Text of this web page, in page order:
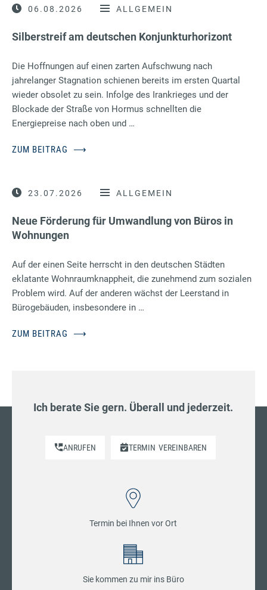
06.08.2026 ALLGEMEIN
Silberstreif am deutschen Konjunkturhorizont
Die Hoffnungen auf einen zarten Aufschwung nach
jahrelanger Stagnation schienen bereits im ersten Quartal
wieder obsolet zu sein. Infolge des Irankrieges und der
Blockade der Straße von Hormus schnellten die
Energiepreise nach oben und …
ZUM BEITRAG ⟶
23.07.2026 ALLGEMEIN
Neue Förderung für Umwandlung von Büros in
Wohnungen
Auf der einen Seite herrscht in den deutschen Städten
eklatante Wohnraumknappheit, die zunehmend zum sozialen
Problem wird. Auf der anderen wächst der Leerstand in
Bürogebäuden, insbesondere in …
ZUM BEITRAG ⟶
Ich berate Sie gern. Überall und jederzeit.
ANRUFEN TERMIN VEREINBAREN
Termin bei Ihnen vor Ort
Sie kommen zu mir ins Büro